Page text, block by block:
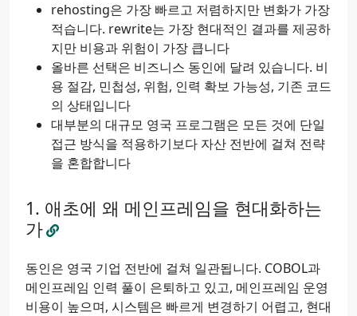
rehosting은 가장 빠르고 저렴하지만 변화가 가장
적습니다. rewrite는 가장 현대적인 결과를 제공하
지만 비용과 위험이 가장 큽니다
올바른 선택은 비즈니스 동인에 달려 있습니다. 비
용 절감, 민첩성, 위험, 인력 확보 가능성, 기존 코드
의 상태입니다
대부분의 대규모 영국 프로그램은 모든 것에 단일
접근 방식을 적용하기보다 자산 전반에 걸쳐 전략
을 혼합합니다
애초에 왜 메인프레임을 현대화하는
가
동인은 영국 기업 전반에 걸쳐 일관됩니다. COBOL과
메인프레임 인력 풀이 은퇴하고 있고, 메인프레임 운영
비용이 높으며, 시스템은 빠르게 변경하기 어렵고, 현대